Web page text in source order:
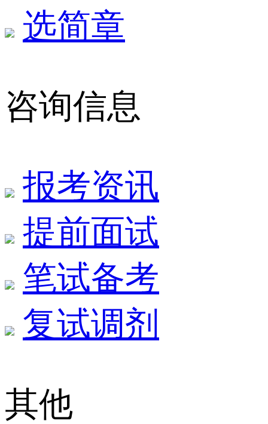
选简章
咨询信息
报考资讯
提前面试
笔试备考
复试调剂
其他